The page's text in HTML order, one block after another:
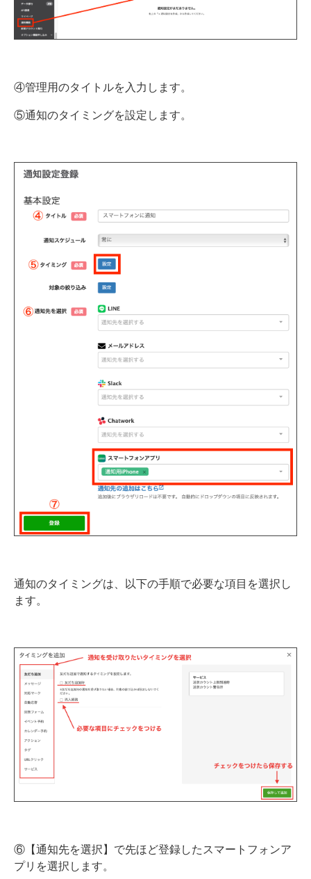
④管理用のタイトルを入力します。
⑤通知のタイミングを設定します。
通知のタイミングは、以下の手順で必要な項目を選択し
ます。
⑥【通知先を選択】で先ほど登録したスマートフォンア
プリを選択します。